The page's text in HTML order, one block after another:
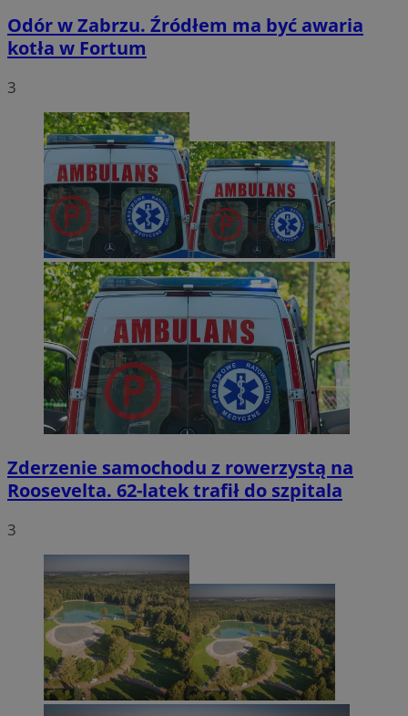
Odór w Zabrzu. Źródłem ma być awaria
kotła w Fortum
3
Zderzenie samochodu z rowerzystą na
Roosevelta. 62-latek trafił do szpitala
3